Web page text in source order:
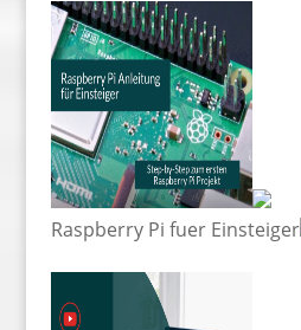
Raspberry Pi fuer Einsteiger